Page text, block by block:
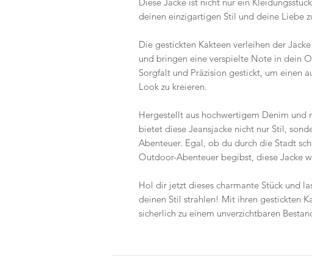
Diese Jacke ist nicht nur ein
deinen einzigartigen Stil und deine Liebe
Die gestickten Kakteen verleihen der
und bringen eine verspielte Note in dein
Sorgfalt und Präzision gestickt, um einen
Look zu kreieren.
Hergestellt aus hochwertigem Denim und
bietet diese Jeansjacke nicht nur Stil,
Abenteuer. Egal, ob du durch die Stadt
Outdoor-Abenteuer begibst, diese Jacke
Hol dir jetzt dieses charmante Stück und
deinen Stil strahlen! Mit ihren gestickten
sicherlich zu einem unverzichtbaren